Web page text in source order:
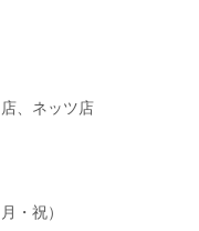
、 ネッツ店
・祝）